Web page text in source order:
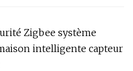
Zigbee système
intelligente capteur